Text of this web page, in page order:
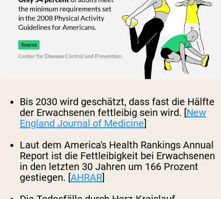
Bis 2030 wird geschätzt, dass fast die Hälfte
der Erwachsenen fettleibig sein wird. [New
England Journal of Medicine]
Laut dem America's Health Rankings Annual
Report ist die Fettleibigkeit bei Erwachsenen
in den letzten 30 Jahren um 166 Prozent
gestiegen. [AHRAR]